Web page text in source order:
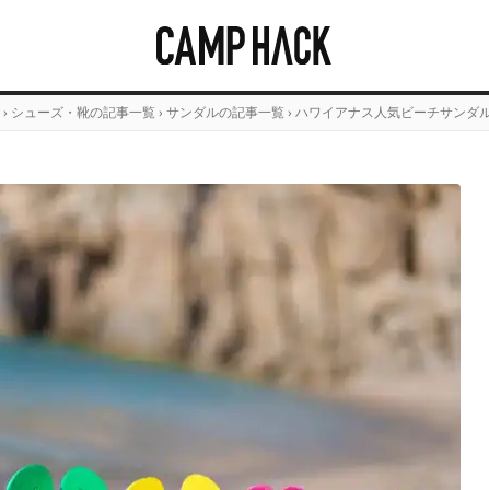
› シューズ・靴の記事一覧 › サンダルの記事一覧 › ハワイアナス人気ビーチサンダ